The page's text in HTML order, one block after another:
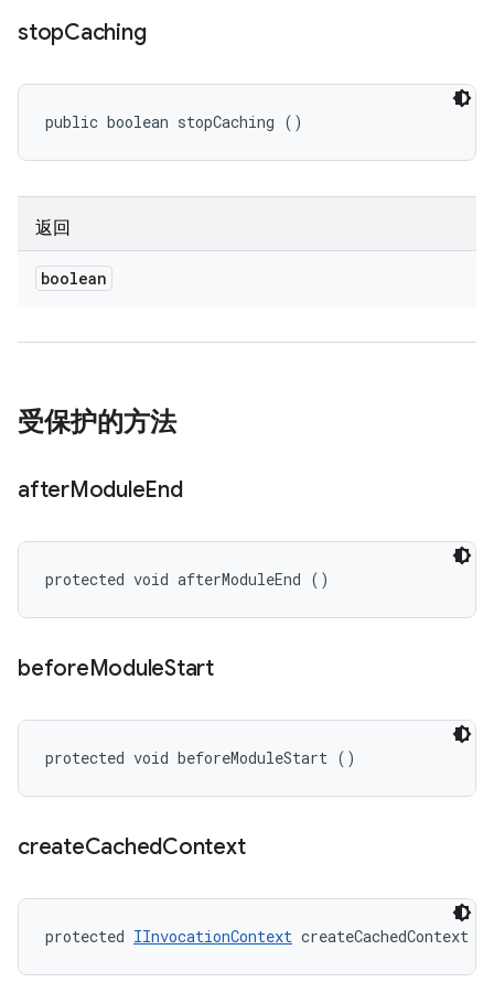
stopCaching
public boolean stopCaching ()
返回
boolean
受保护的方法
afterModuleEnd
protected void afterModuleEnd ()
beforeModuleStart
protected void beforeModuleStart ()
createCachedContext
protected IInvocationContext createCachedContext